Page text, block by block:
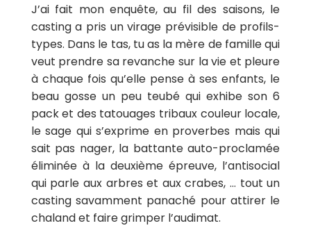
J’ai fait mon enquête, au fil des saisons, le
casting a pris un virage prévisible de profils-
types. Dans le tas, tu as la mère de famille qui
veut prendre sa revanche sur la vie et pleure
à chaque fois qu’elle pense à ses enfants, le
beau gosse un peu teubé qui exhibe son 6
pack et des tatouages tribaux couleur locale,
le sage qui s’exprime en proverbes mais qui
sait pas nager, la battante auto-proclamée
éliminée à la deuxième épreuve, l’antisocial
qui parle aux arbres et aux crabes, … tout un
casting savamment panaché pour attirer le
chaland et faire grimper l’audimat.